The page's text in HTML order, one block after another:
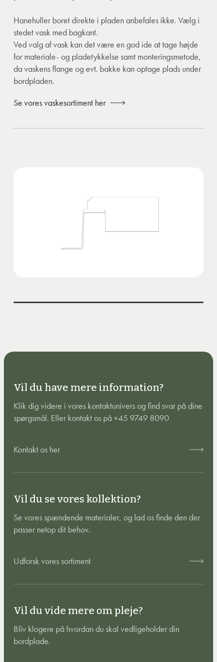
Hanehuller boret direkte i pladen anbefales ikke. Vælg i
stedet vask med bagkant.
Ved valg af vask kan det være en god ide at tage højde
for materiale- og pladetykkelse samt monteringsmetode,
da vaskens flange og evt. bakke kan optage plads under
bordpladen.
Se vores vaskesortiment her
Vil du have mere information?
Klik dig videre i vores kontaktunivers og find svar på dine
spørgsmål. Eller kontakt os på +45 9749 8090
Kontakt os her
Vil du se vores kollektion?
Se vores spændende materialer, og lad os finde den der
passer netop dit behov.
Udforsk vores sortiment
Vil du vide mere om pleje?
Bliv klogere på hvordan du skal vedligeholder din
bordplade.